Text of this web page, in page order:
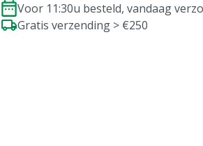
Voor 11:30u besteld, vandaag
Gratis verzending > €250